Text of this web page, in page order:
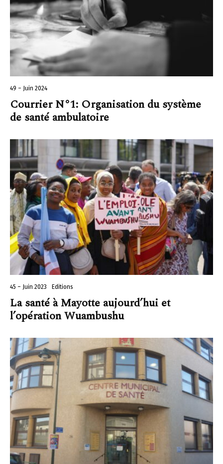
49 – Juin 2024
Courrier N°1: Organisation du système
de santé ambulatoire
45 – Juin 2023 Editions
La santé à Mayotte aujourd’hui et
l’opération Wuambushu